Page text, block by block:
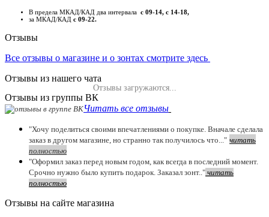
В предела МКАД/КАД два интервала с 09-14, с 14-18,
за МКАД/КАД с 09-22.
Отзывы
Все отзывы о магазине и о зонтах смотрите здесь
Отзывы из нашего чата
Отзывы загружаются...
Отзывы из группы ВК
Читать все отзывы
"Хочу поделиться своими впечатлениями о покупке. Вначале сделала
заказ в другом магазине, но странно так получилось что..." читать
полностью
"Оформил заказ перед новым годом, как всегда в последний момент.
Срочно нужно было купить подарок. Заказал зонт.." читать
полностью
Отзывы на сайте магазина